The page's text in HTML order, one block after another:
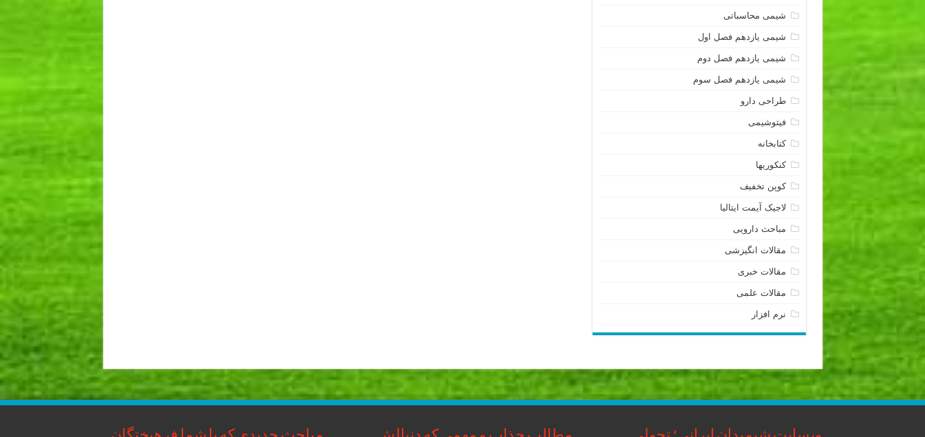
شیمی محاسباتی
شیمی یازدهم فصل اول
شیمی یازدهم فصل دوم
شیمی یازدهم فصل سوم
طراحی دارو
فیتوشیمی
کتابخانه
کنکوریها
کوپن تخفیف
لاجیک آیمت ایتالیا
مباحث دارویی
مقالات انگیزشی
مقالات خبری
مقالات علمی
نرم افزار